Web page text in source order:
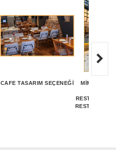
CAFE TASARIM SEÇENEĞI
MİMARİ
RESTAURANT